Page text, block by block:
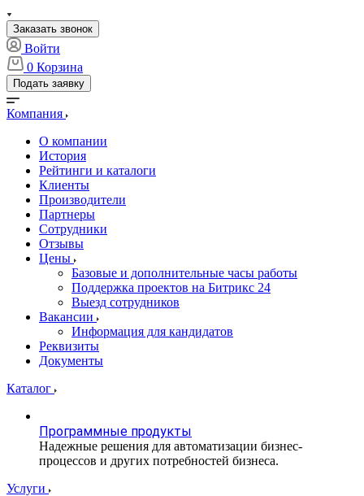
Заказать звонок
Войти
0 Корзина
Подать заявку
Компания
О компании
История
Рейтинги и каталоги
Клиенты
Производители
Партнеры
Сотрудники
Отзывы
Цены
Базовые и дополнительные часы работы
Поддержка проектов на Битрикс 24
Выезд сотрудников
Вакансии
Информация для кандидатов
Реквизиты
Документы
Каталог
Программные продукты
Надежные решения для автоматизации бизнес-
процессов и других потребностей бизнеса.
Услуги